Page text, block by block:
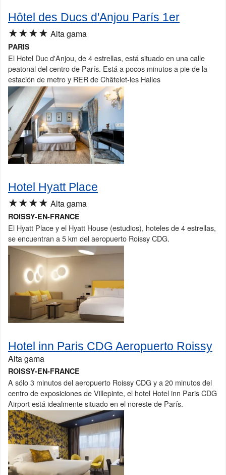
Hôtel des Ducs d'Anjou París 1er
★★★★ Alta gama
PARIS
El Hotel Duc d'Anjou, de 4 estrellas, está situado en una calle
peatonal del centro de París. Está a pocos minutos a pie de la
estación de metro y RER de Châtelet-les Halles
Hotel Hyatt Place
★★★★ Alta gama
ROISSY-EN-FRANCE
El Hyatt Place y el Hyatt House (estudios), hoteles de 4 estrellas,
se encuentran a 5 km del aeropuerto Roissy CDG.
Hotel inn Paris CDG Aeropuerto Roissy
Alta gama
ROISSY-EN-FRANCE
A sólo 3 minutos del aeropuerto Roissy CDG y a 20 minutos del
centro de exposiciones de Villepinte, el hotel Hotel inn Paris CDG
Airport está idealmente situado en el noreste de París.